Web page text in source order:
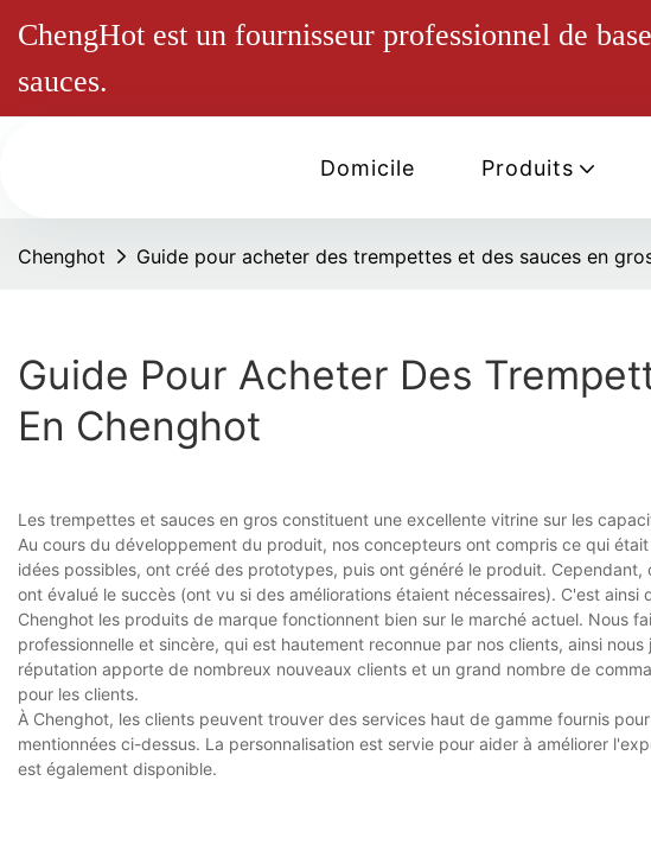
ChengHot est un fournisseur professionnel de
sauces.
Domicile Produits
Chenghot Guide pour acheter des trempettes et des sauces en
Guide Pour Acheter Des
En Chenghot
Les trempettes et sauces en gros constituent une excellente vitrine sur les
Au cours du développement du produit, nos concepteurs ont compris ce qui
idées possibles, ont créé des prototypes, puis ont généré le produit.
ont évalué le succès (ont vu si des améliorations étaient nécessaires). C'est ainsi
Chenghot les produits de marque fonctionnent bien sur le marché actuel. Nous
professionnelle et sincère, qui est hautement reconnue par nos clients, ainsi
réputation apporte de nombreux nouveaux clients et un grand nombre de
pour les clients.
À Chenghot, les clients peuvent trouver des services haut de gamme fournis
mentionnées ci-dessus. La personnalisation est servie pour aider à améliorer
est également disponible.